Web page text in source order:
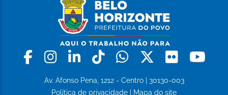
Facebook
Instagram
LinkedinTiktokWhatsapp
X Flickr
Av. Afonso Pena, 1212 - Centro | 30130-003
Política de privacidade
Mapa do site